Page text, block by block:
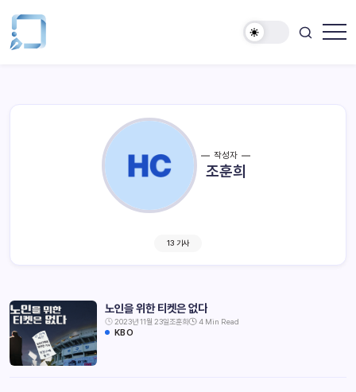
작성자
조훈희
13 기사
노인을 위한 티켓은 없다
2023년 11월 23일조훈희 4 Min Read
KBO